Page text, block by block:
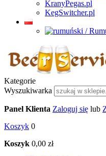
KranyPegas.pl
KegSwitcher.pl
Kategorie
Wyszukiwarka
Panel Klienta Zaloguj się lub
Koszyk 0
Koszyk 0,00 zł